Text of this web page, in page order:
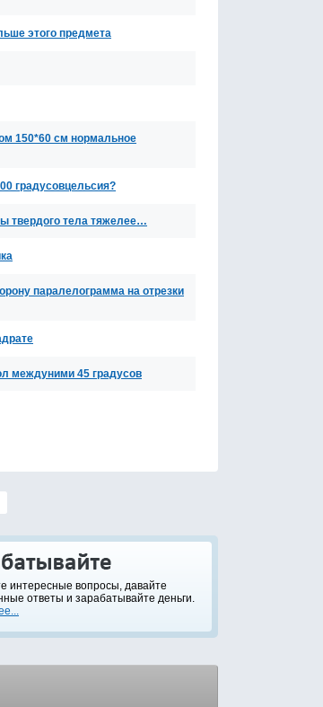
этого предмета
150*60 см нормальное
градусовцельсия?
твердого тела тяжелее…
паралелограмма на отрезки
междуними 45 градусов
интересные вопросы, давайте
ответы и зарабатывайте деньги.